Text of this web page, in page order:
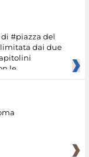
#piazza del
dai due
le